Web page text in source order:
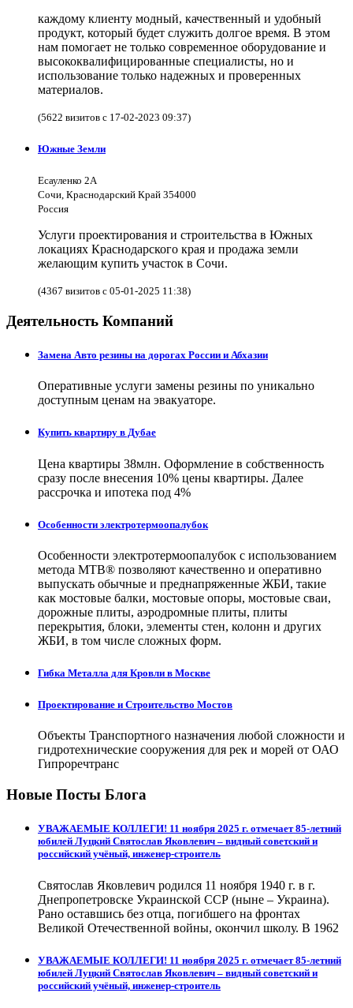
каждому клиенту модный, качественный и удобный
продукт, который будет служить долгое время. В этом
нам помогает не только современное оборудование и
высококвалифицированные специалисты, но и
использование только надежных и проверенных
материалов.
(5622 визитов с 17-02-2023 09:37)
Южные Земли
Есауленко 2А
Сочи, Краснодарский Край 354000
Россия
Услуги проектирования и строительства в Южных
локациях Краснодарского края и продажа земли
желающим купить участок в Сочи.
(4367 визитов с 05-01-2025 11:38)
Деятельность Компаний
Замена Авто резины на дорогах России и Абхазии
Оперативные услуги замены резины по уникально
доступным ценам на эвакуаторе.
Купить квартиру в Дубае
Цена квартиры 38млн. Оформление в собственность
сразу после внесения 10% цены квартиры. Далее
рассрочка и ипотека под 4%
Особенности электротермоопалубок
Особенности электротермоопалубок с использованием
метода МТВ® позволяют качественно и оперативно
выпускать обычные и преднапряженные ЖБИ, такие
как мостовые балки, мостовые опоры, мостовые сваи,
дорожные плиты, аэродромные плиты, плиты
перекрытия, блоки, элементы стен, колонн и других
ЖБИ, в том числе сложных форм.
Гибка Металла для Кровли в Москве
Проектирование и Строительство Мостов
Объекты Транспортного назначения любой сложности и
гидротехнические сооружения для рек и морей от ОАО
Гипроречтранс
Новые Посты Блога
УВАЖАЕМЫЕ КОЛЛЕГИ! 11 ноября 2025 г. отмечает 85-летний
юбилей Луцкий Святослав Яковлевич – видный советский и
российский учёный, инженер-строитель
Святослав Яковлевич родился 11 ноября 1940 г. в г.
Днепропетровске Украинской ССР (ныне – Украина).
Рано оставшись без отца, погибшего на фронтах
Великой Отечественной войны, окончил школу. В 1962
УВАЖАЕМЫЕ КОЛЛЕГИ! 11 ноября 2025 г. отмечает 85-летний
юбилей Луцкий Святослав Яковлевич – видный советский и
российский учёный, инженер-строитель